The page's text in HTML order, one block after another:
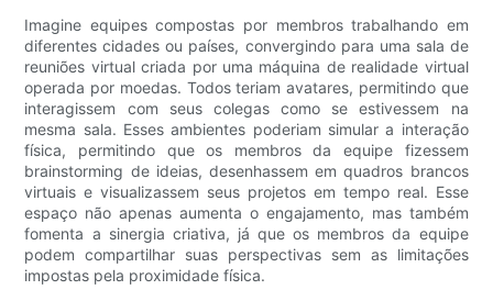
Imagine equipes compostas por membros trabalhando em
diferentes cidades ou países, convergindo para uma sala de
reuniões virtual criada por uma máquina de realidade virtual
operada por moedas. Todos teriam avatares, permitindo que
interagissem com seus colegas como se estivessem na
mesma sala. Esses ambientes poderiam simular a interação
física, permitindo que os membros da equipe fizessem
brainstorming de ideias, desenhassem em quadros brancos
virtuais e visualizassem seus projetos em tempo real. Esse
espaço não apenas aumenta o engajamento, mas também
fomenta a sinergia criativa, já que os membros da equipe
podem compartilhar suas perspectivas sem as limitações
impostas pela proximidade física.